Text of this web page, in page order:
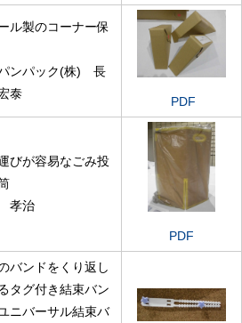
ル製のコーナー保
ンパック(株) 長
泰
PDF
びが容易なごみ投
孝治
PDF
バンドをくり返し
タグ付き結束バン
ニバーサル結束バ